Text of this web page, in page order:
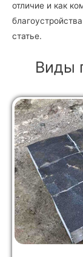
отличие и как
статье.
Виды